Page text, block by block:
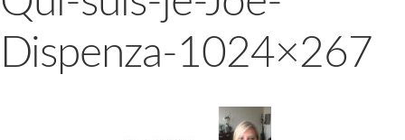
Dispenza-1024×267